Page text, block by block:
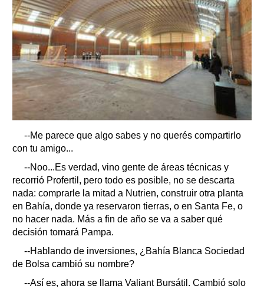
--Me parece que algo sabes y no querés compartirlo
con tu amigo...
--Noo...Es verdad, vino gente de áreas técnicas y
recorrió Profertil, pero todo es posible, no se descarta
nada: comprarle la mitad a Nutrien, construir otra planta
en Bahía, donde ya reservaron tierras, o en Santa Fe, o
no hacer nada. Más a fin de año se va a saber qué
decisión tomará Pampa.
--Hablando de inversiones, ¿Bahía Blanca Sociedad
de Bolsa cambió su nombre?
--Así es, ahora se llama Valiant Bursátil. Cambió solo